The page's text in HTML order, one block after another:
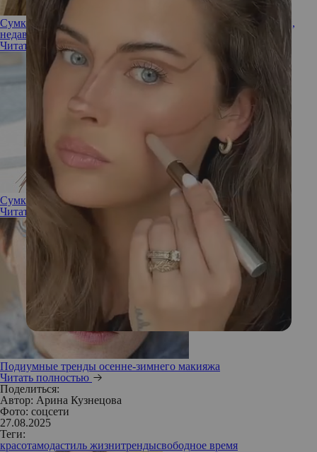
Сумки нулевых и 90-х переживают возрождение: 6 моделей,
недавно перезапущенных брендами
Читать полностью
Сумки в стиле 70-х — один из главных трендов этого лета
Читать полностью
Подиумные тренды осенне-зимнего макияжа
Читать полностью
Поделиться:
Автор: Арина Кузнецова
Фото: соцсети
27.08.2025
Теги:
красотамодастиль жизнитрендысвободное время